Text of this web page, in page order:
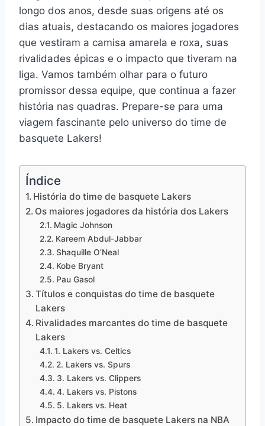
longo dos anos, desde suas origens até os
dias atuais, destacando os maiores jogadores
que vestiram a camisa amarela e roxa, suas
rivalidades épicas e o impacto que tiveram na
liga. Vamos também olhar para o futuro
promissor dessa equipe, que continua a fazer
história nas quadras. Prepare-se para uma
viagem fascinante pelo universo do time de
basquete Lakers!
Índice
História do time de basquete Lakers
Os maiores jogadores da história dos Lakers
Magic Johnson
Kareem Abdul-Jabbar
Shaquille O’Neal
Kobe Bryant
Pau Gasol
Títulos e conquistas do time de basquete
Lakers
Rivalidades marcantes do time de basquete
Lakers
1. Lakers vs. Celtics
2. Lakers vs. Spurs
3. Lakers vs. Clippers
4. Lakers vs. Pistons
5. Lakers vs. Heat
Impacto do time de basquete Lakers na NBA